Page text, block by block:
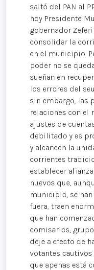
saltó del PAN al
hoy Presidente
gobernador
consolidar la
en el municipio.
poder no se
sueñan en
los errores del
sin embargo, las
relaciones con el
ajustes de
debilitado y es
y alcancen la
corrientes
establecer
nuevos que,
municipio, se
fuera, traen
que han
comisarios,
deje a efecto de
votantes cautivos
que apenas está